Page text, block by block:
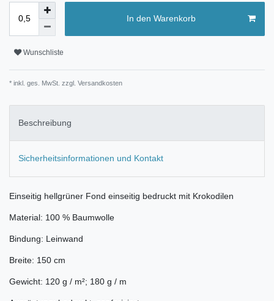
In den Warenkorb
Wunschliste
* inkl. ges. MwSt. zzgl. Versandkosten
Beschreibung
Sicherheitsinformationen und Kontakt
Einseitig hellgrüner Fond einseitig bedruckt mit Krokodilen
Material: 100 % Baumwolle
Bindung: Leinwand
Breite: 150 cm
Gewicht: 120 g / m²; 180 g / m